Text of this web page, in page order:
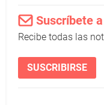
Suscríbete
Recibe todas las
SUSCRIBIRSE